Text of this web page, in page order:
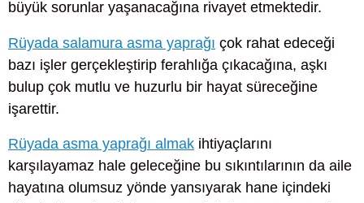
büyük sorunlar yaşanacağına rivayet etmektedir.
Rüyada salamura asma yaprağı çok rahat edeceği
bazı işler gerçekleştirip ferahlığa çıkacağına, aşkı
bulup çok mutlu ve huzurlu bir hayat süreceğine
işarettir.
Rüyada asma yaprağı almak ihtiyaçlarını
karşılayamaz hale geleceğine bu sıkıntılarının da aile
hayatına olumsuz yönde yansıyarak hane içindeki